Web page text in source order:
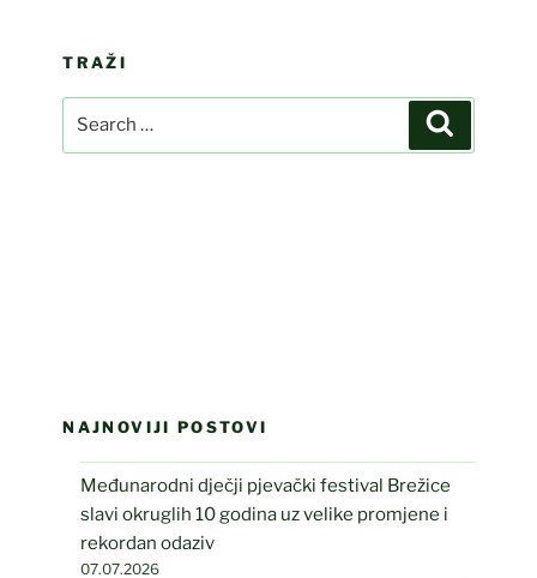
TRAŽI
NAJNOVIJI POSTOVI
Međunarodni dječji pjevački festival Brežice
slavi okruglih 10 godina uz velike promjene i
rekordan odaziv
07.07.2026